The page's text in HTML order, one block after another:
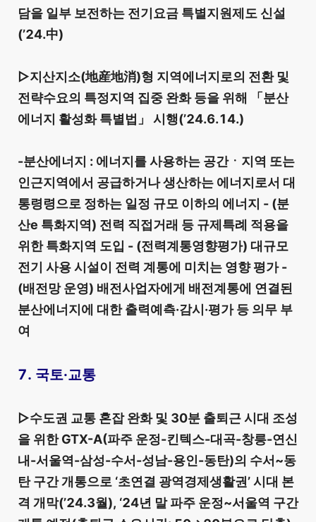
담을 일부 보전하는 전기요금 특별지원제도 신설
(’24.中)
▷지산지소(地産地消)형 지역에너지로의 전환 및
전략수요의 특정지역 집중 완화 등을 위해 「분산
에너지 활성화 특별법」 시행(’24.6.14.)
-분산에너지 : 에너지를 사용하는 공간ㆍ지역 또는
인근지역에서 공급하거나 생산하는 에너지로서 대
통령령으로 정하는 일정 규모 이하의 에너지 - (분
산e 특화지역) 전력 직접거래 등 규제특례 적용을
위한 특화지역 도입 - (전력계통영향평가) 대규모
전기 사용 시설이 전력 계통에 미치는 영향 평가 -
(배전망 운영) 배전사업자에게 배전계통에 연결된
분산에너지에 대한 출력예측·감시·평가 등 의무 부
여
7. 국토·교통
▷수도권 교통 혼잡 완화 및 30분 출퇴근 시대 조성
을 위한 GTX-A(파주 운정-킨텍스-대곡-창릉-연신
내-서울역-삼성-수서-성남-용인-동탄)의 수서~동
탄 구간 개통으로 ‘초연결 광역경제생활권’ 시대 본
격 개막(’24.3월), ‘24년 말 파주 운정~서울역 구간